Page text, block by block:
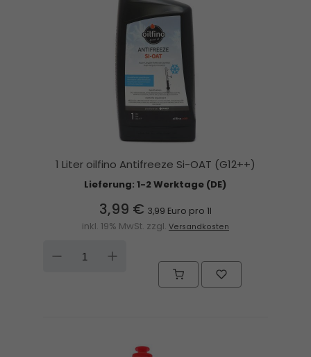
1 Liter oilfino Antifreeze Si-OAT (G12++)
Lieferung: 1-2 Werktage (DE)
3,99 € 3,99 Euro pro 1l
inkl. 19% MwSt. zzgl. Versandkosten
DOWN